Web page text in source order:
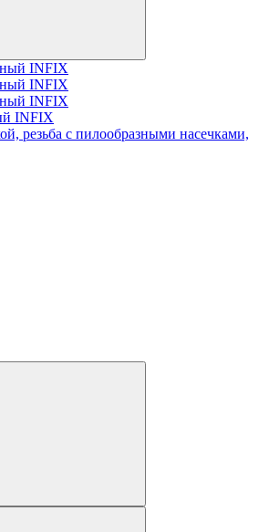
INFIX
резьба с пилообразными насечками,